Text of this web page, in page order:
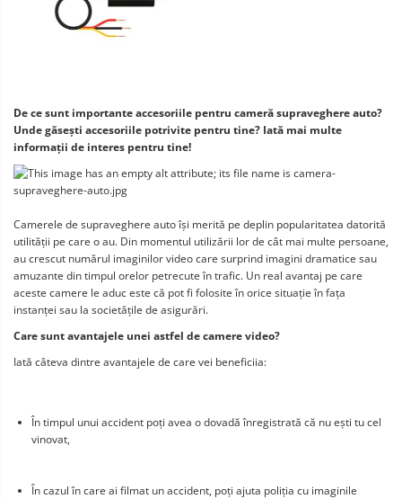
De ce sunt importante accesoriile pentru cameră supraveghere auto?
Unde găsești accesoriile potrivite pentru tine? Iată mai multe
informații de interes pentru tine!
Camerele de supraveghere auto își merită pe deplin popularitatea datorită
utilității pe care o au. Din momentul utilizării lor de cât mai multe persoane,
au crescut numărul imaginilor video care surprind imagini dramatice sau
amuzante din timpul orelor petrecute în trafic. Un real avantaj pe care
aceste camere le aduc este că pot fi folosite în orice situație în fața
instanței sau la societățile de asigurări.
Care sunt avantajele unei astfel de camere video?
Iată câteva dintre avantajele de care vei beneficiia:
În timpul unui accident poți avea o dovadă înregistrată că nu ești tu cel
vinovat,
În cazul în care ai filmat un accident, poți ajuta poliția cu imaginile